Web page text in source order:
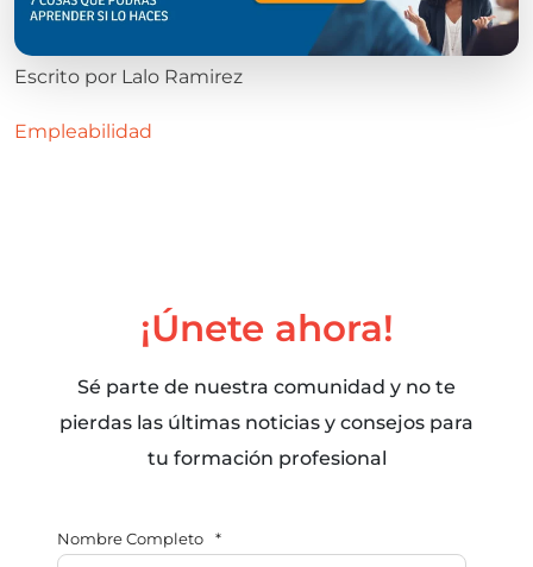
Escrito por Lalo Ramirez
Empleabilidad
¡Únete ahora!
Sé parte de nuestra comunidad y no te
pierdas las últimas noticias y consejos para
tu formación profesional
Nombre Completo *